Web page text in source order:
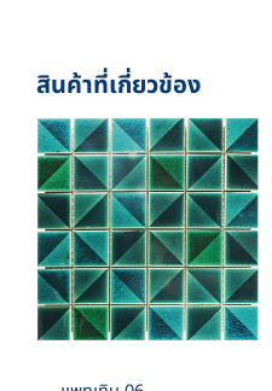
PCS./SHEET: 24 PCS.
SHEET./SQM. 17 SHEET
SPECIAL SHAPE :
TRIANGLE , RHOMBUS ,
ANGLED , HEXAGON ,
ELEGANCE
สินค้าที่เกี่ยวข้อง